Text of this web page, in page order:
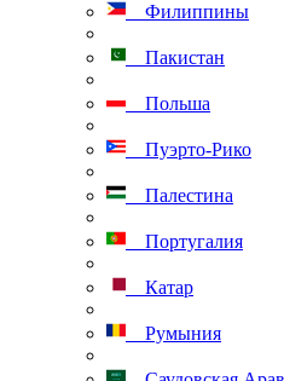
Филиппины
Пакистан
Польша
Пуэрто-Рико
Палестина
Португалия
Катар
Румыния